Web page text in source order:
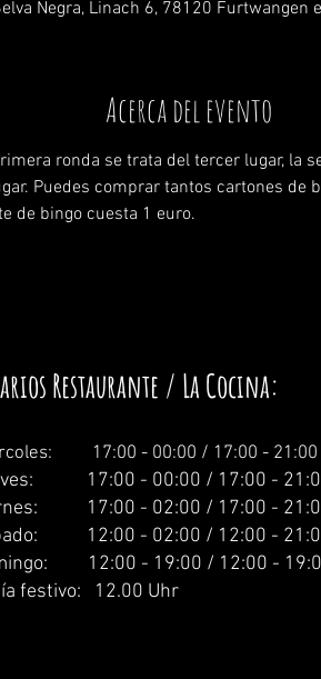
Negra, Linach 6, 78120 Furtwangen
Acerca del evento
ronda se trata del tercer lugar, la
Puedes comprar tantos cartones de
de bingo cuesta 1 euro.
Restaurante / La Cocina:
1 7:00 - 00:00 / 17:00 - 21:00
17:00 - 00:00 / 17:00 -
17:00 - 02:00 / 17:00 -
12:00 - 02:00 / 12:00 -
12:00 - 19:00 / 12:00 -
festivo: 12.00 Uhr